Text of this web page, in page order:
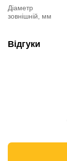
Діаметр
зовнішній, мм
Відгуки